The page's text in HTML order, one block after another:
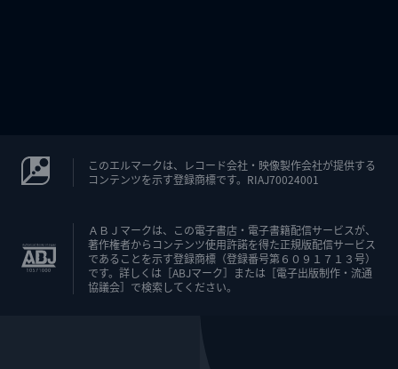
このエルマークは、レコード会社・映像製作会社が提供する
コンテンツを示す登録商標です。RIAJ70024001
ＡＢＪマークは、この電子書店・電子書籍配信サービスが、
著作権者からコンテンツ使用許諾を得た正規版配信サービス
であることを示す登録商標（登録番号第６０９１７１３号）
です。詳しくは［ABJマーク］または［電子出版制作・流通
協議会］で検索してください。